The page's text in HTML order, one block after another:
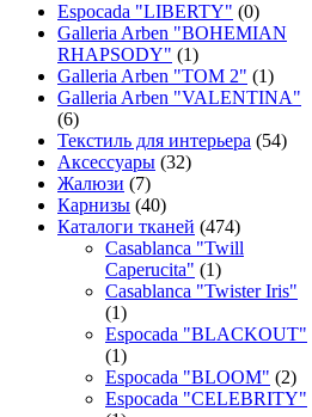
Espocada "LIBERTY" (0)
Galleria Arben "BOHEMIAN
RHAPSODY" (1)
Galleria Arben "TOM 2" (1)
Galleria Arben "VALENTINA"
(6)
Текстиль для интерьера (54)
Аксессуары (32)
Жалюзи (7)
Карнизы (40)
Каталоги тканей (474)
Casablanca "Twill
Caperucita" (1)
Casablanca "Twister Iris"
(1)
Espocada "BLACKOUT"
(1)
Espocada "BLOOM" (2)
Espocada "CELEBRITY"